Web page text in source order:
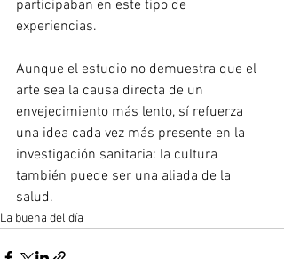
participaban en este tipo de
experiencias.
Aunque el estudio no demuestra que el
arte sea la causa directa de un
envejecimiento más lento, sí refuerza
una idea cada vez más presente en la
investigación sanitaria: la cultura
también puede ser una aliada de la
salud.
La buena del día